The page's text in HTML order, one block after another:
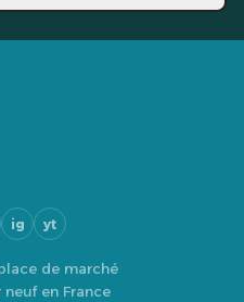
ig yt
de marché
en France